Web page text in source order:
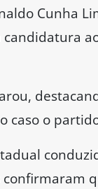
Cunha
caso o